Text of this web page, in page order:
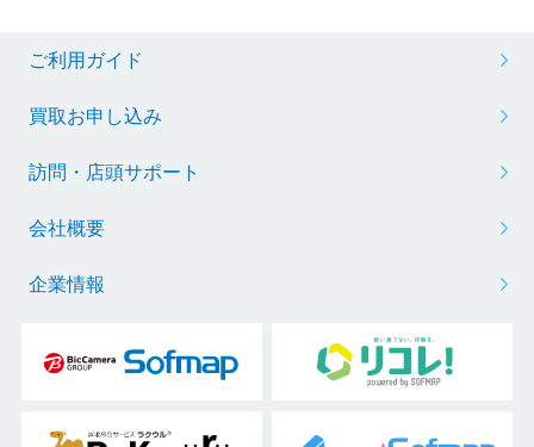
ご利用ガイド
買取お申し込み
訪問・店頭サポート
会社概要
企業情報